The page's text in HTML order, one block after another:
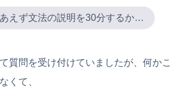
えず文法の説明を30分するか…
質問を受け付けていましたが、何かこ
くて、